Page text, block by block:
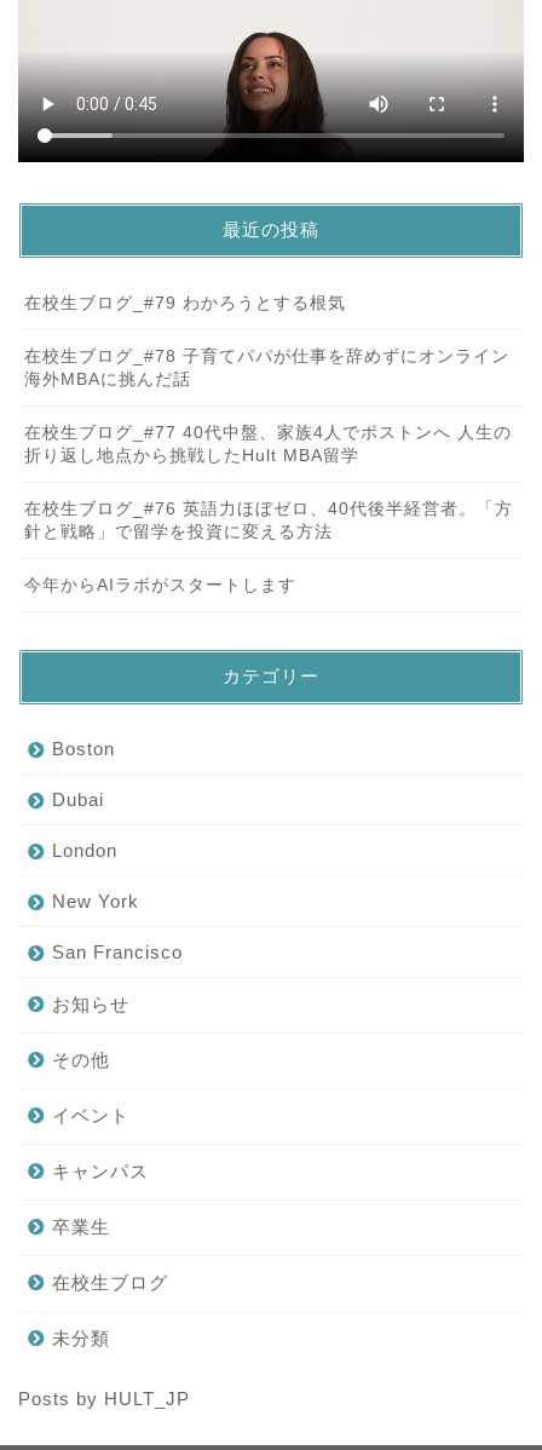
最近の投稿
在校生ブログ_#79 わかろうとする根気
在校生ブログ_#78 子育てパパが仕事を辞めずにオンライン
海外MBAに挑んだ話
在校生ブログ_#77 40代中盤、家族4人でボストンへ 人生の
折り返し地点から挑戦したHult MBA留学
在校生ブログ_#76 英語力ほぼゼロ、40代後半経営者。「方
針と戦略」で留学を投資に変える方法
今年からAIラボがスタートします
カテゴリー
Boston
Dubai
London
New York
San Francisco
お知らせ
その他
イベント
キャンパス
卒業生
在校生ブログ
未分類
Posts by HULT_JP